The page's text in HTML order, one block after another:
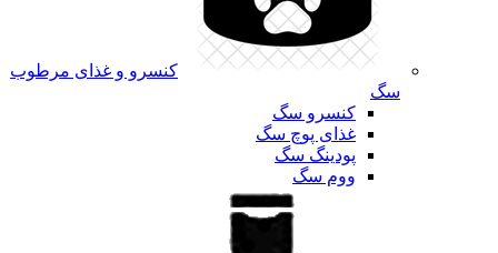
کنسرو و غذای مرطوب
سگ
کنسرو سگ
غذای پوچ سگ
پودینگ سگ
ووم سگ